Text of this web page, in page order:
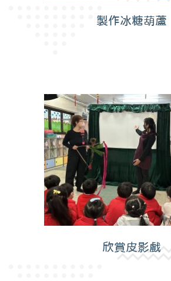
製作冰糖葫蘆
欣賞皮影戲